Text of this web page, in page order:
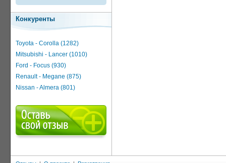
Конкуренты
Toyota - Corolla (1282)
Mitsubishi - Lancer (1010)
Ford - Focus (930)
Renault - Megane (875)
Nissan - Almera (801)